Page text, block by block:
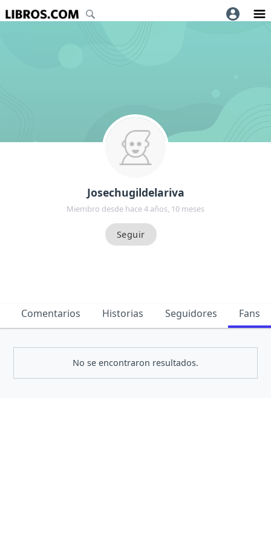
Josechugildelariva
Miembro desde hace 4 años, 10 meses
Comentarios Historias Seguidores Fans
No se encontraron resultados.